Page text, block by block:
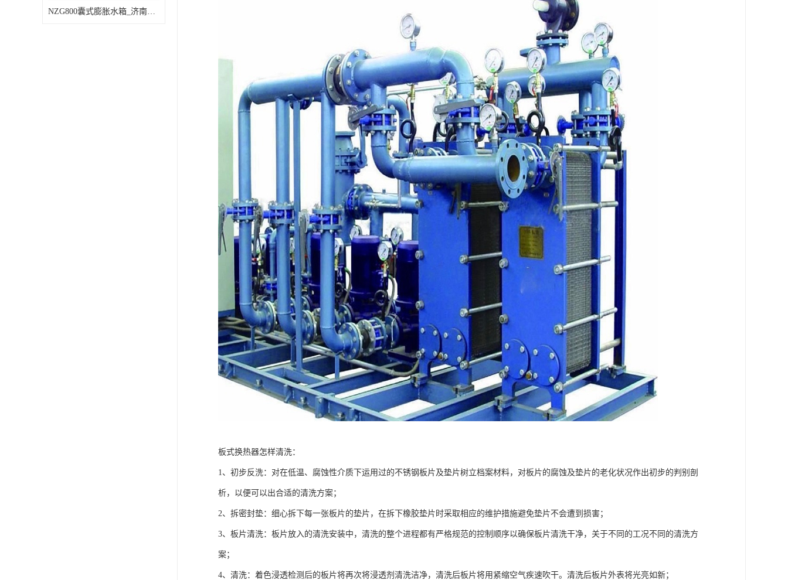
NZG800囊式膨胀水箱_济南张夏设备制造
板式换热器怎样清洗：
1、初步反洗：对在低温、腐蚀性介质下运用过的不锈钢板片及垫片树立档案材料，对板片的腐蚀及垫片的老化状况作出初步的判别剖
析，以便可以出合适的清洗方案；
2、拆密封垫：细心拆下每一张板片的垫片，在拆下橡胶垫片时采取相应的维护措施避免垫片不会遭到损害；
3、板片清洗：板片放入的清洗安装中，清洗的整个进程都有严格规范的控制顺序以确保板片清洗干净，关于不同的工况不同的清洗方
案；
4、清洗：着色浸透检测后的板片将再次将浸透剂清洗洁净，清洗后板片将用紧缩空气疾速吹干。清洗后板片外表将光亮如新；